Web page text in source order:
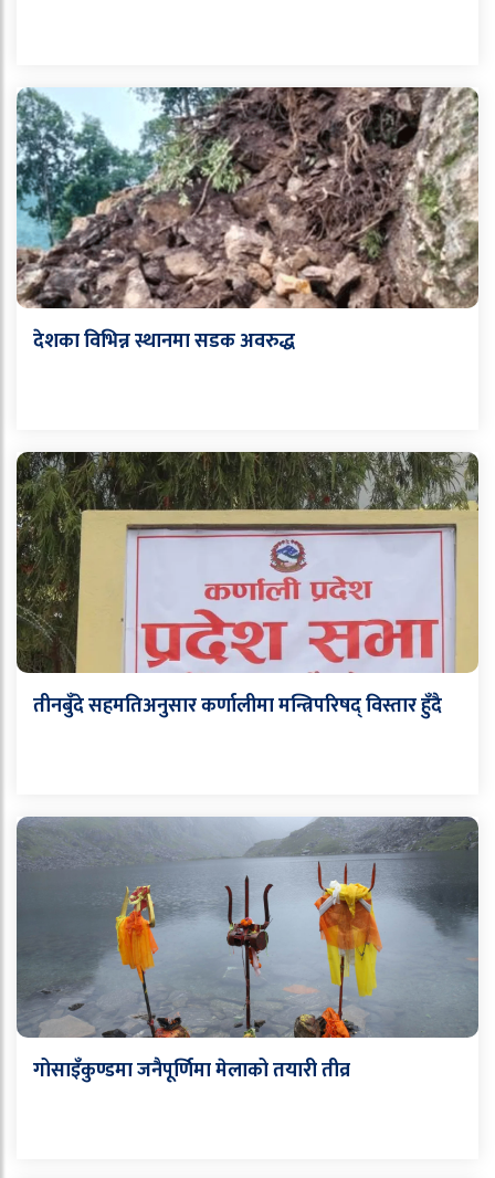
देशका विभिन्न स्थानमा सडक अवरुद्ध
तीनबुँदे सहमतिअनुसार कर्णालीमा मन्त्रिपरिषद् विस्तार हुँदै
गोसाइँकुण्डमा जनैपूर्णिमा मेलाको तयारी तीव्र